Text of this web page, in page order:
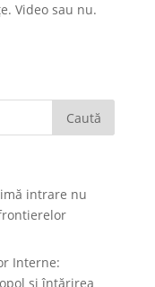
Video sau nu.
intrare nu
Interne:
și întărirea